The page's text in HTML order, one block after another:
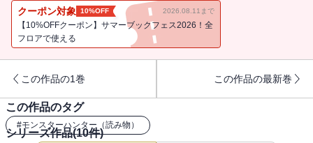
たいで・・・・・・!? ゆかいなアイルーたちがわいわい活躍する、
ほんわかストーリー第二弾！
クーポン対象 10%OFF 2026.08.11まで
【10%OFFクーポン】サマーブックフェス2026！全
フロアで使える
この作品の1巻 この作品の最新巻
この作品のタグ
#モンスターハンター（読み物）
シリーズ作品(10件)